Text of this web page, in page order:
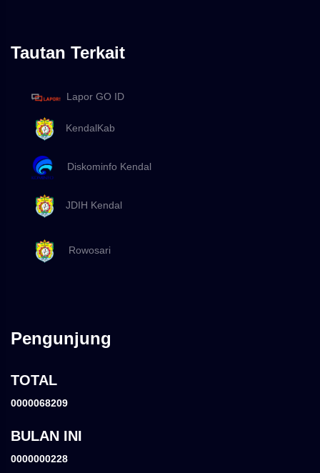
Tautan Terkait
Lapor GO ID
KendalKab
Diskominfo Kendal
JDIH Kendal
Rowosari
Pengunjung
TOTAL
0000068209
BULAN INI
0000000228